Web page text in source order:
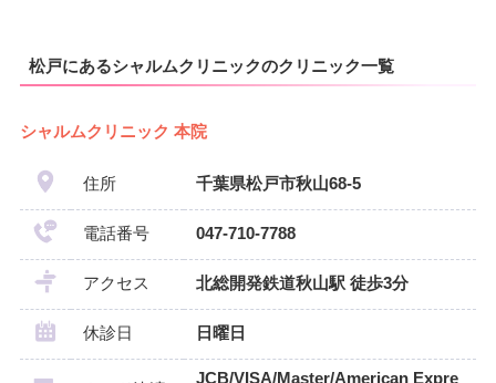
松戸にあるシャルムクリニックのクリニック一覧
シャルムクリニック 本院
住所 千葉県松戸市秋山68-5
電話番号 047-710-7788
アクセス 北総開発鉄道秋山駅 徒歩3分
休診日 日曜日
JCB/VISA/Master/American Expre